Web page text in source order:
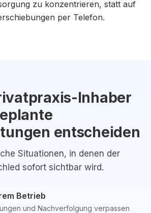
zu konzentrieren, statt auf
per Telefon.
Inhaber
entscheiden
Situationen, in denen der
sofort sichtbar wird.
Betrieb
und Nachverfolgung verpassen